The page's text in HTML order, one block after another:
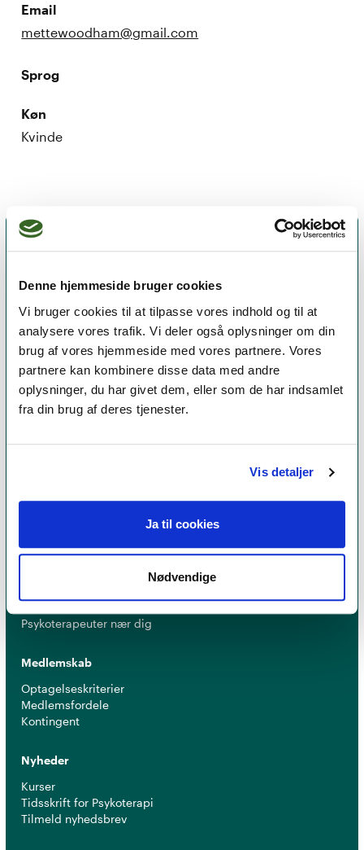
Denne hjemmeside bruger cookies
Vi bruger cookies til at tilpasse vores indhold og til at
analysere vores trafik. Vi deler også oplysninger om din
brug af vores hjemmeside med vores partnere. Vores
partnere kan kombinere disse data med andre
oplysninger, du har givet dem, eller som de har indsamlet
fra din brug af deres tjenester.
Vis detaljer
Ja til cookies
Nødvendige
Email
mettewoodham@gmail.com
Sprog
Køn
Kvinde
Et medlemskab af Dansk Psykoterapeutforening
er et kvalitetsstempel. Alle vores medlemmer skal
leve op til en række kriterier om uddannelse og
Psykoterapi
Psykoterapeuter nær dig
Medlemskab
Optagelseskriterier
Medlemsfordele
Kontingent
Nyheder
Kurser
Tidsskrift for Psykoterapi
Tilmeld nyhedsbrev